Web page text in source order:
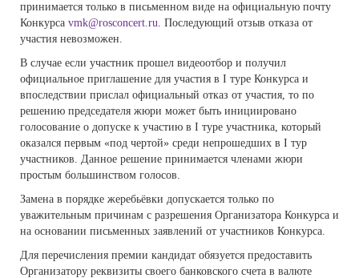
принимается только в письменном виде на официальную почту
Конкурса vmk@rosconcert.ru. Последующий отзыв отказа от
участия невозможен.
В случае если участник прошел видеоотбор и получил
официальное приглашение для участия в I туре Конкурса и
впоследствии прислал официальный отказ от участия, то по
решению председателя жюри может быть инициировано
голосование о допуске к участию в I туре участника, который
оказался первым «под чертой» среди непрошедших в I тур
участников. Данное решение принимается членами жюри
простым большинством голосов.
Замена в порядке жеребьёвки допускается только по
уважительным причинам с разрешения Организатора Конкурса и
на основании письменных заявлений от участников Конкурса.
Для перечисления премии кандидат обязуется предоставить
Организатору реквизиты своего банковского счета в валюте